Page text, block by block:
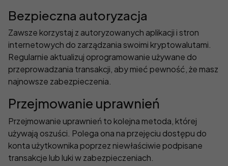
Bezpieczna autoryzacja
Zawsze korzystaj z autoryzowanych aplikacji i stron
internetowych do zarządzania swoimi kryptowalutami.
Regularnie aktualizuj oprogramowanie używane do
przeprowadzania transakcji, aby mieć pewność, że masz
najnowsze zabezpieczenia.
Przejmowanie uprawnień
Przejmowanie uprawnień to kolejna metoda, której
używają oszuści. Polega ona na przejęciu dostępu do
konta użytkownika poprzez niewłaściwie podpisane
transakcje lub luki w zabezpieczeniach.